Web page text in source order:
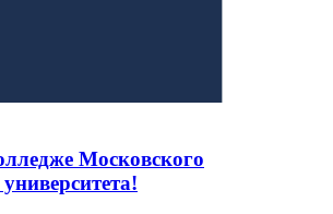
Московского